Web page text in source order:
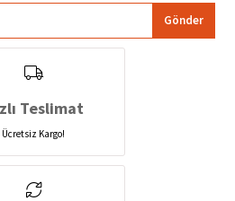
Gönder
Teslimat
Ücretsiz Kargo!